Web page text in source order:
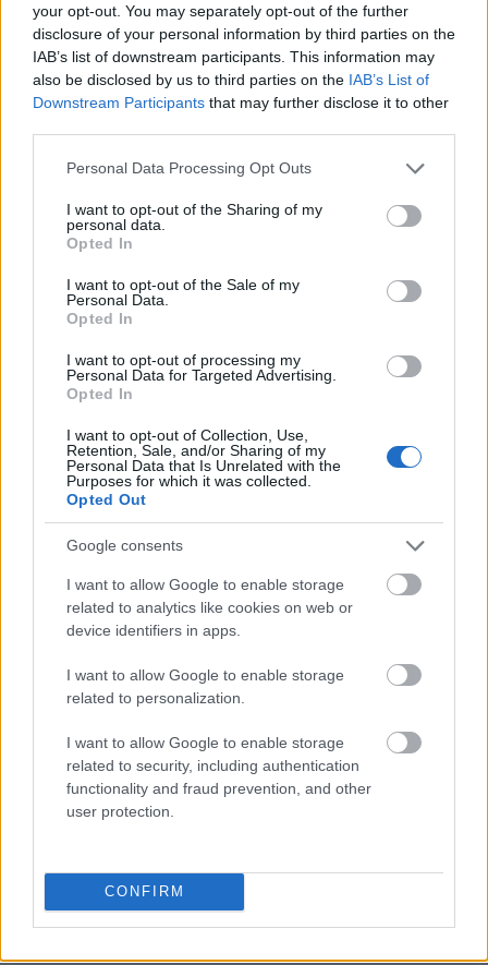
your opt-out. You may separately opt-out of the further
disclosure of your personal information by third parties on the
IAB’s list of downstream participants. This information may
also be disclosed by us to third parties on the IAB’s List of
Downstream Participants that may further disclose it to other
Please note that this website/app uses one or more Google
not limited to your visit or usage behaviour. You may click to
grant or deny consent to Google and its third-party tags to
use your data for below specified purposes in below Google
consent section.
Personal Data Processing Opt Outs
I want to opt-out of the Sharing of my
personal data.
Opted In
I want to opt-out of the Sale of my
Personal Data.
Opted In
I want to opt-out of processing my
Personal Data for Targeted Advertising.
Opted In
I want to opt-out of Collection, Use,
Retention, Sale, and/or Sharing of my
Personal Data that Is Unrelated with the
Purposes for which it was collected.
Opted Out
Google consents
I want to allow Google to enable storage
related to analytics like cookies on web or
device identifiers in apps.
I want to allow Google to enable storage
related to personalization.
I want to allow Google to enable storage
related to security, including authentication
functionality and fraud prevention, and other
user protection.
CONFIRM
Kiedytego Hugona, kiedytego Huga, kiedytego Hugo
jeszcze o odmianie imieniaHugo
Ortografia: dlaczego Bawarczyków (piłkarzy) pisać od
wielkiej litery?
fasować— Niegdyś w aptekach… i słownikach
— Skąd taka forma
hulajnoga— Skąd się wzięłahulajnoga w polszczyźnie?
Mogą Cię zainteresować również hasła
e-mail
pięćsetzłotowy
Dolce & Gabbana
gerundivum